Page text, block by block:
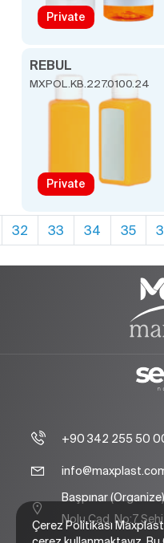
Private
REBUL
MXPOL.KB.227.0100.24
Private
32 33 34 35
+90 342 255 50
Başpınar
Nolu Cad. No:7
Çerez Politikası